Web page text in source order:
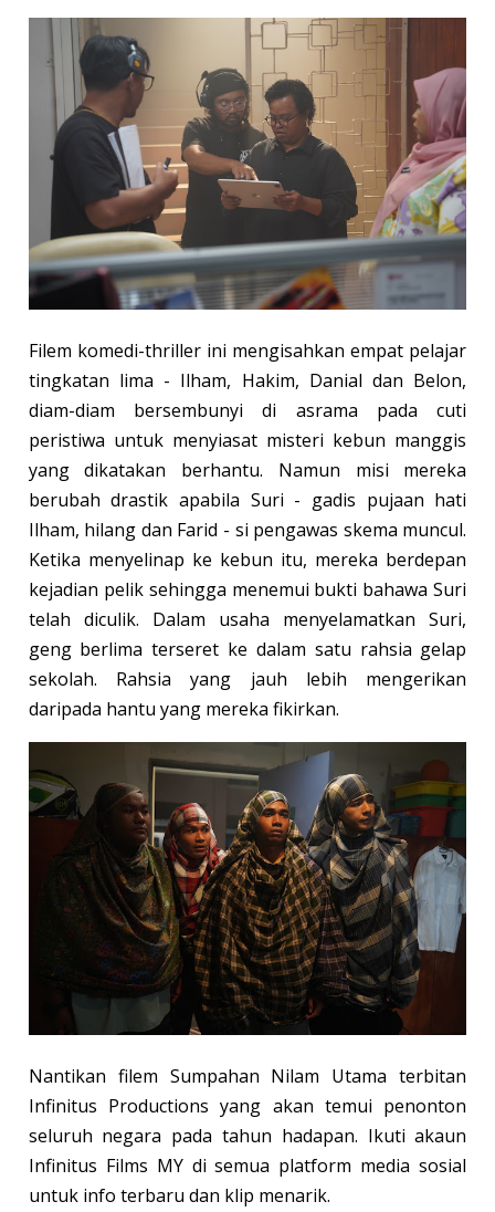
Filem komedi-thriller ini mengisahkan empat pelajar
tingkatan lima - Ilham, Hakim, Danial dan Belon,
diam-diam bersembunyi di asrama pada cuti
peristiwa untuk menyiasat misteri kebun manggis
yang dikatakan berhantu. Namun misi mereka
berubah drastik apabila Suri - gadis pujaan hati
Ilham, hilang dan Farid - si pengawas skema muncul.
Ketika menyelinap ke kebun itu, mereka berdepan
kejadian pelik sehingga menemui bukti bahawa Suri
telah diculik. Dalam usaha menyelamatkan Suri,
geng berlima terseret ke dalam satu rahsia gelap
sekolah. Rahsia yang jauh lebih mengerikan
daripada hantu yang mereka fikirkan.
Nantikan filem Sumpahan Nilam Utama terbitan
Infinitus Productions yang akan temui penonton
seluruh negara pada tahun hadapan. Ikuti akaun
Infinitus Films MY di semua platform media sosial
untuk info terbaru dan klip menarik.